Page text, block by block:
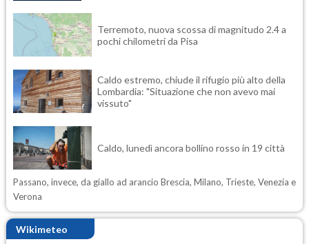
Terremoto, nuova scossa di magnitudo 2.4 a
pochi chilometri da Pisa
Caldo estremo, chiude il rifugio più alto della
Lombardia: "Situazione che non avevo mai
vissuto"
Caldo, lunedì ancora bollino rosso in 19 città
Passano, invece, da giallo ad arancio Brescia, Milano, Trieste, Venezia e
Verona
Wikimeteo